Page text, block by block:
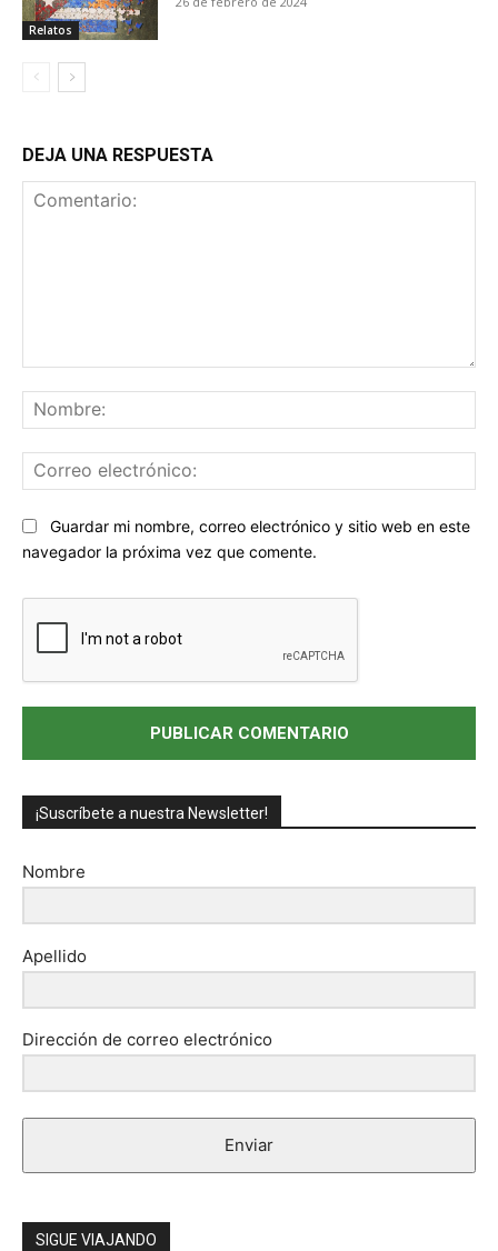
Relatos
DEJA UNA RESPUESTA
Sitio
web:
Guardar mi nombre, correo electrónico y sitio web en este
navegador la próxima vez que comente.
¡Suscríbete a nuestra Newsletter!
Nombre
Apellido
Dirección de correo electrónico
Enviar
SIGUE VIAJANDO